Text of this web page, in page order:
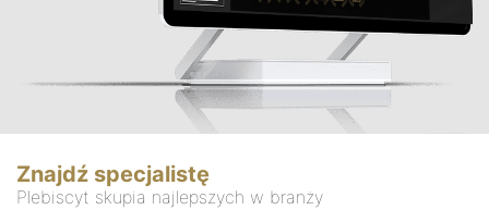
Znajdź specjalistę
Plebiscyt skupia najlepszych w branży